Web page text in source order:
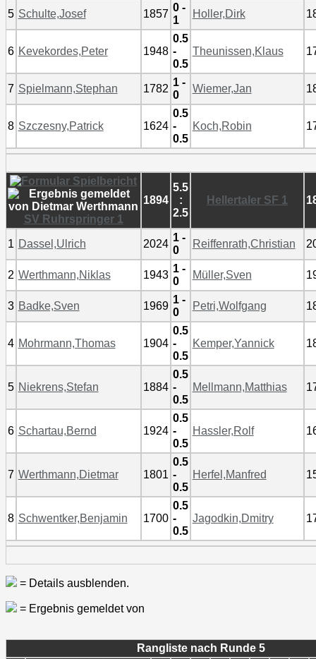
5 Schulte,Josef 1857
0 -
1
Holler,Dirk
6 Kevekordes,Peter 1948
0.5
-
0.5
Theunissen,Klaus
7 Spielmann,Stephan 1782
1 -
0
Wiemer,Jan
8 Szczesny,Patrick 1624
0.5
-
0.5
Koch,Robin
SV Ruhrspringer 1
1894
5.5
:
2.5
Hellertaler SF 1
1 Dassel,Ulrich 2024
1 -
0
Reiffenrath,Christian
2 Werthmann,Niklas 1943
1 -
0
Müller,Sven
3 Badke,Sven 1969
1 -
0
Petri,Wolfgang
4 Mohrmann,Thomas 1904
0.5
-
0.5
Kemper,Yannick
5 Niekrens,Stefan 1884
0.5
-
0.5
Mellmann,Matthias
6 Schartau,Bernd 1924
0.5
-
0.5
Hassler,Rolf
7 Werthmann,Dietmar 1801
0.5
-
0.5
Herfel,Manfred
8 Schwentker,Benjamin 1700
0.5
-
0.5
Jagodkin,Dmitry
= Details ausblenden.
= Ergebnis gemeldet von
Rangliste nach Runde 5